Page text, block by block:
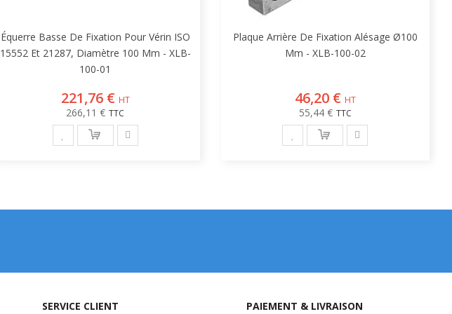
Équerre Basse De Fixation Pour Vérin ISO
15552 Et 21287, Diamètre 100 Mm - XLB-
100-01
266,11 €
221,76 €
Plaque Arrière De Fixation Alésage Ø100
Mm - XLB-100-02
55,44 €
46,20 €
SERVICE CLIENT PAIEMENT & LIVRAISON